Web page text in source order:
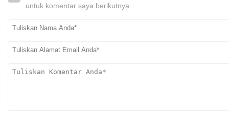
untuk komentar saya berikutnya.